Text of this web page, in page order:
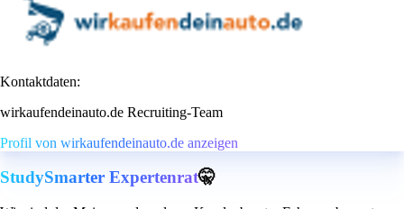
Kontaktdaten:
wirkaufendeinauto.de Recruiting-Team
Profil von wirkaufendeinauto.de anzeigen
StudySmarter Expertenrat🤫